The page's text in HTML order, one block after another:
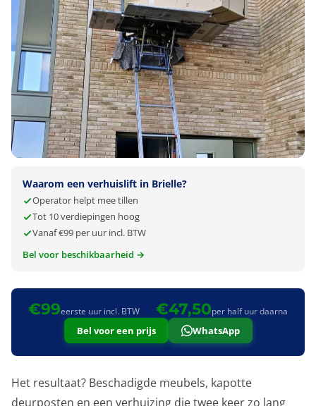
Waarom een verhuislift in Brielle?
Operator helpt mee tillen
Tot 10 verdiepingen hoog
Vanaf €99 per uur incl. BTW
Bel voor beschikbaarheid →
€99eerste uur incl. BTW €47,50per half uur daarna
Bel voor een prijs WhatsApp
Het resultaat? Beschadigde meubels, kapotte
deurposten en een verhuizing die twee keer zo lang